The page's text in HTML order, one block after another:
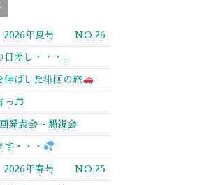
2026年夏号 NO.26
差し・・・。
伸ばした徘徊の旅
っ♬
発表会～懇親会
・・・
2026年春号 NO.25